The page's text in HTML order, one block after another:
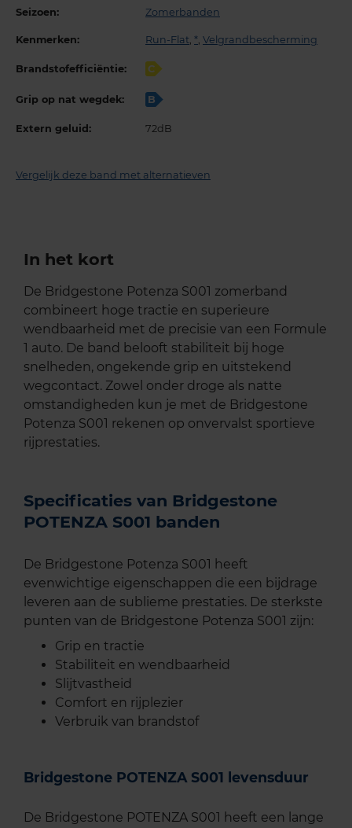
Seizoen: Zomerbanden
Kenmerken: Run-Flat * Velgrandbescherming
Brandstofefficiëntie: C
Grip op nat wegdek: B
Extern geluid: 72dB
Vergelijk deze band met alternatieven
In het kort
De Bridgestone Potenza S001 zomerband
combineert hoge tractie en superieure
wendbaarheid met de precisie van een Formule
1 auto. De band belooft stabiliteit bij hoge
snelheden, ongekende grip en uitstekend
wegcontact. Zowel onder droge als natte
omstandigheden kun je met de Bridgestone
Potenza S001 rekenen op onvervalst sportieve
rijprestaties.
Specificaties van Bridgestone
POTENZA S001 banden
De Bridgestone Potenza S001 heeft
evenwichtige eigenschappen die een bijdrage
leveren aan de sublieme prestaties. De sterkste
punten van de Bridgestone Potenza S001 zijn:
Grip en tractie
Stabiliteit en wendbaarheid
Slijtvastheid
Comfort en rijplezier
Verbruik van brandstof
Bridgestone POTENZA S001 levensduur
De Bridgestone POTENZA S001 heeft een lange